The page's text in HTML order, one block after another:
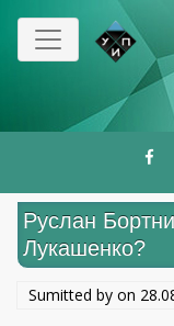
Перейти
основному
Руслан
Лукашенко?
Sumitted by on